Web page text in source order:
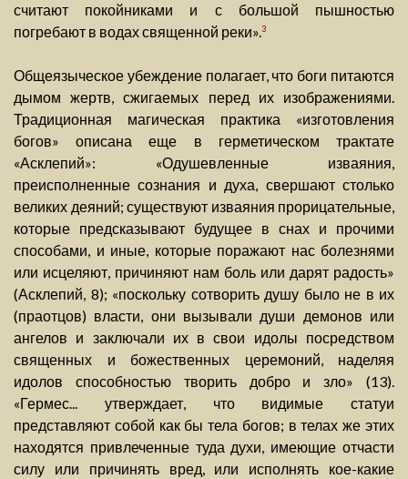
считают покойниками и с большой пышностью
погребают в водах священной реки».3
Общеязыческое убеждение полагает, что боги питаются
дымом жертв, сжигаемых перед их изображениями.
Традиционная магическая практика «изготовления
богов» описана еще в герметическом трактате
«Асклепий»: «Одушевленные изваяния,
преисполненные сознания и духа, свершают столько
великих деяний; существуют изваяния прорицательные,
которые предсказывают будущее в снах и прочими
способами, и иные, которые поражают нас болезнями
или исцеляют, причиняют нам боль или дарят радость»
(Асклепий, 8); «поскольку сотворить душу было не в их
(праотцов) власти, они вызывали души демонов или
ангелов и заключали их в свои идолы посредством
священных и божественных церемоний, наделяя
идолов способностью творить добро и зло» (13).
«Гермес... утверждает, что видимые статуи
представляют собой как бы тела богов; в телах же этих
находятся привлеченные туда духи, имеющие отчасти
силу или причинять вред, или исполнять кое-какие